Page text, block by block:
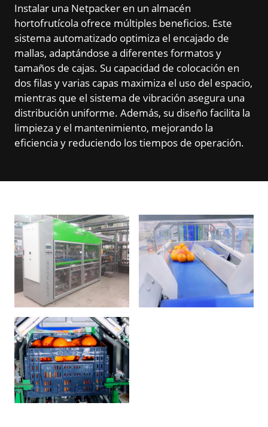
Instalar una Netpacker en un almacén
hortofrutícola ofrece múltiples beneficios. Este
sistema automatizado optimiza el encajado de
mallas, adaptándose a diferentes formatos y
tamaños de cajas. Su capacidad de colocación en
dos filas y varias capas maximiza el uso del espacio,
mientras que el sistema de vibración asegura una
distribución uniforme. Además, su diseño facilita la
limpieza y el mantenimiento, mejorando la
eficiencia y reduciendo los tiempos de operación.